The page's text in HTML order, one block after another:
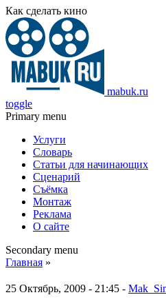
Как сделать кино
mabuk.ru
toggle
Primary menu
Услуги
Словарь
Статьи для начинающих
Сценарий
Съёмка
Монтаж
Реклама
О сайте
Secondary menu
Главная »
25 Октябрь, 2009 - 21:45 -